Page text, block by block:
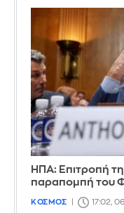
ΗΠΑ: Επιτροπή
παραπομπή του
ΚΟΣΜΟΣ 17:02,